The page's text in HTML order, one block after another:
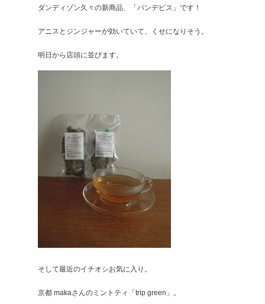
ダンディゾン久々の新商品、「パンデピス」です！
アニスとジンジャーが効いていて、くせになりそう。
明日から店頭に並びます。
そして最近のイチオシお気に入り。
京都 makaさんのミントティ「trip green」。